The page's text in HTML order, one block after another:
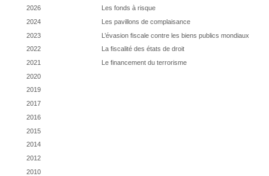
2026
2024
2023
2022
2021
2020
2019
2017
2016
2015
2014
2012
2010
Les fonds à risque
Les pavillons de complaisance
L’évasion fiscale contre les biens publics mondiaux
La fiscalité des états de droit
Le financement du terrorisme